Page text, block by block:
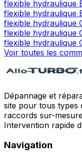
flexible hydraulique
flexible hydraulique
flexible hydraulique
flexible hydraulique
flexible hydraulique
Voir toutes les
Dépannage et
site pour tous types
raccords sur-
Intervention rapide
Navigation